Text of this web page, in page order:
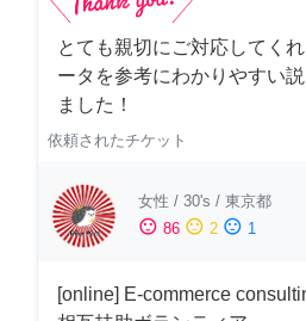
とても親切にご対応してく
ータを参考にわかりやすい
ました！
依頼されたチケット
女性 / 30's / 東京都
sentiment_satisfied 86 sentiment_neutral 2 sentiment_dissatisfied 1
[online] E-commerce